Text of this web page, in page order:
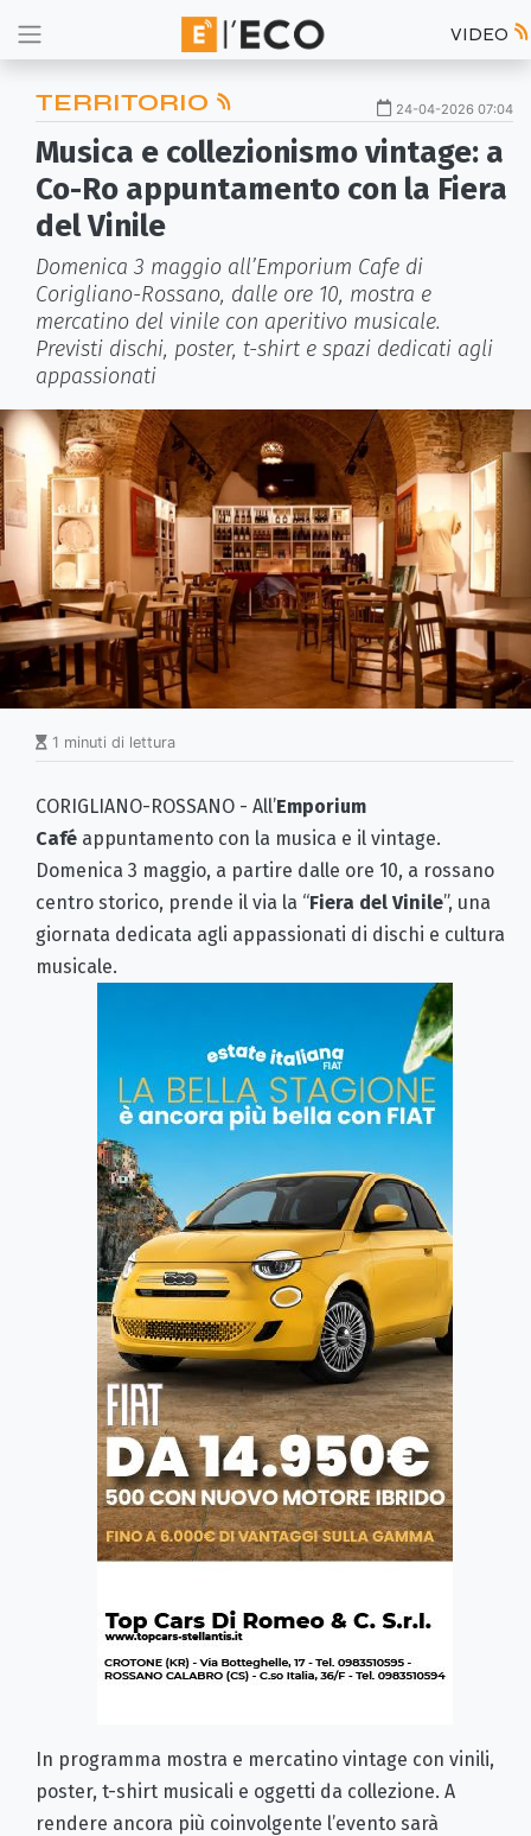
VIDEO
TERRITORIO 24-04-2026 07:04
Musica e collezionismo vintage: a
Co-Ro appuntamento con la Fiera
del Vinile
Domenica 3 maggio all’Emporium Cafe di
Corigliano-Rossano, dalle ore 10, mostra e
mercatino del vinile con aperitivo musicale.
Previsti dischi, poster, t-shirt e spazi dedicati agli
appassionati
1 minuti di lettura
CORIGLIANO-ROSSANO - All’Emporium
Café appuntamento con la musica e il vintage.
Domenica 3 maggio, a partire dalle ore 10, a rossano
centro storico, prende il via la “Fiera del Vinile”, una
giornata dedicata agli appassionati di dischi e cultura
musicale.
In programma mostra e mercatino vintage con vinili,
poster, t-shirt musicali e oggetti da collezione. A
rendere ancora più coinvolgente l’evento sarà